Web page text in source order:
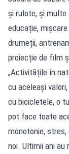
și rulote, și multe
educație,
drumeții,
proiecție de film
„Activitățile în
cu aceleași
cu bicicletele, o
pot face toate
monotonie,
noi. Ultimii ani